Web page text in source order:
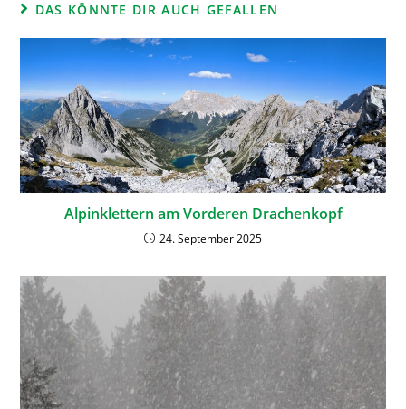
DAS KÖNNTE DIR AUCH GEFALLEN
Alpinklettern am Vorderen Drachenkopf
24. September 2025